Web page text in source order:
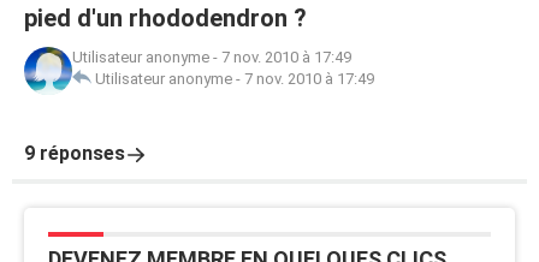
pied d'un rhododendron ?
Utilisateur anonyme - 7 nov. 2010 à 17:49
Utilisateur anonyme - 7 nov. 2010 à 17:49
9 réponses